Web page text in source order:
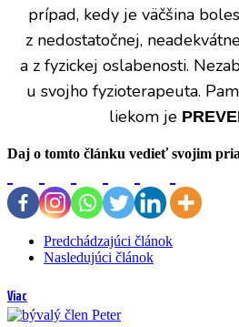
prípad, kedy je väčšina
z nedostatočnej,
a z fyzickej oslabenosti.
u svojho fyzioterapeuta.
liekom je
Daj o tomto článku vedieť svojim
Predchádzajúci článok
Nasledujúci článok
Viac